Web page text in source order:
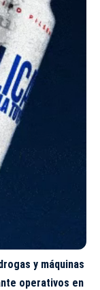
y máquinas
operativos en